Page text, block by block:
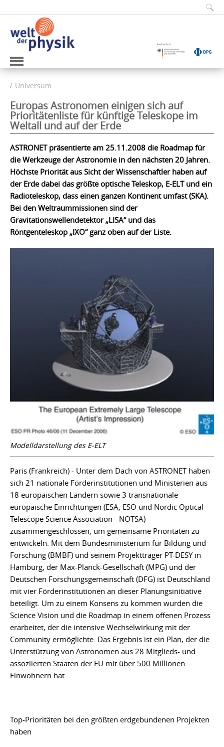
Universum
Europas Astronomen einigen sich auf
Prioritätenliste für künftige Teleskope im
Weltall und auf der Erde
ASTRONET präsentierte am 25.11.2008 die Roadmap für
die Werkzeuge der Astronomie in den nächsten 20 Jahren.
Höchste Priorität aus Sicht der Wissenschaftler haben auf
der Erde dabei das größte optische Teleskop, E-ELT und ein
Radioteleskop, dass einen ganzen Kontinent umfast (SKA).
Bei den Weltraummissionen sind der
Gravitationswellendetektor „LISA“ und das
Röntgenteleskop „IXO“ ganz oben auf der Liste.
Modelldarstellung des E-ELT
Paris (Frankreich) - Unter dem Dach von ASTRONET haben
sich 21 nationale Förderinstitutionen und Ministerien aus
18 europäischen Ländern sowie 3 transnationale
europäische Einrichtungen (ESA, ESO und Nordic Optical
Telescope Science Association - NOTSA)
zusammengeschlossen, um gemeinsame Prioritäten zu
entwickeln. Mit dem Bundesministerium für Bildung und
Forschung (BMBF) und seinem Projektträger PT-DESY in
Hamburg, der Max-Planck-Gesellschaft (MPG) und der
Deutschen Forschungsgemeinschaft (DFG) ist Deutschland
mit vier Förderinstitutionen an dieser Planungsinitiative
beteiligt. Um zu einem Konsens zu kommen wurden die
Science Vision und die Roadmap in einem offenen Prozess
erarbeitet, der die intensive Wechselwirkung mit der
Community ermöglichte. Das Ergebnis ist ein Plan, der die
Unterstützung von Astronomen aus 28 Mitglieds- und
assoziierten Staaten der EU mit über 500 Millionen
Einwohnern hat.
Top-Prioritäten bei den größten erdgebundenen Projekten
haben